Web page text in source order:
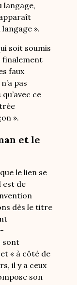
langage,
».
soit soumis
finalement
faux
pas
ce
».
et le
le lien se
est de
dès le titre
sont
« à côté de
il y a ceux
son